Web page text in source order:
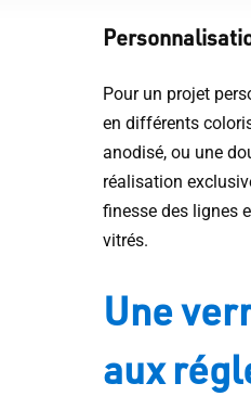
Pour un projet
en différents
anodisé, ou une
réalisation
finesse des lignes
vitrés.
Une
aux